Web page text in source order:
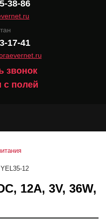
38-86
17-41
звонок
с полей
12
12A, 3V, 36W,